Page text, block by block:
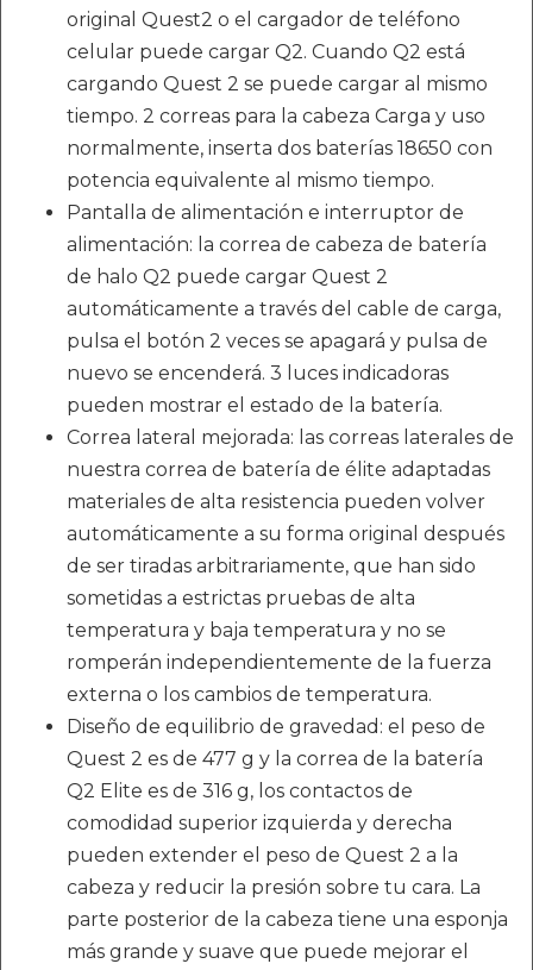
original Quest2 o el cargador de teléfono
celular puede cargar Q2. Cuando Q2 está
cargando Quest 2 se puede cargar al mismo
tiempo. 2 correas para la cabeza Carga y uso
normalmente, inserta dos baterías 18650 con
potencia equivalente al mismo tiempo.
Pantalla de alimentación e interruptor de
alimentación: la correa de cabeza de batería
de halo Q2 puede cargar Quest 2
automáticamente a través del cable de carga,
pulsa el botón 2 veces se apagará y pulsa de
nuevo se encenderá. 3 luces indicadoras
pueden mostrar el estado de la batería.
Correa lateral mejorada: las correas laterales de
nuestra correa de batería de élite adaptadas
materiales de alta resistencia pueden volver
automáticamente a su forma original después
de ser tiradas arbitrariamente, que han sido
sometidas a estrictas pruebas de alta
temperatura y baja temperatura y no se
romperán independientemente de la fuerza
externa o los cambios de temperatura.
Diseño de equilibrio de gravedad: el peso de
Quest 2 es de 477 g y la correa de la batería
Q2 Elite es de 316 g, los contactos de
comodidad superior izquierda y derecha
pueden extender el peso de Quest 2 a la
cabeza y reducir la presión sobre tu cara. La
parte posterior de la cabeza tiene una esponja
más grande y suave que puede mejorar el